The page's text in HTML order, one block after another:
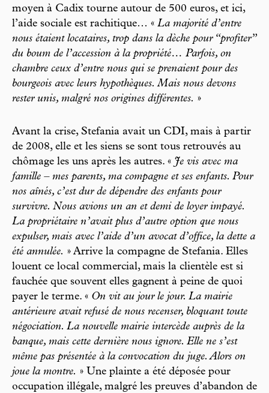
moyen à Cadix tourne autour de 500 euros, et ici,
l’aide sociale est rachitique… « La majorité d’entre
nous étaient locataires, trop dans la dèche pour “profiter”
du boum de l’accession à la propriété… Parfois, on
chambre ceux d’entre nous qui se prenaient pour des
bourgeois avec leurs hypothèques. Mais nous devons
rester unis, malgré nos origines différentes. »
Avant la crise, Stefania avait un CDI, mais à partir
de 2008, elle et les siens se sont tous retrouvés au
chômage les uns après les autres. « Je vis avec ma
famille – mes parents, ma compagne et ses enfants. Pour
nos aînés, c’est dur de dépendre des enfants pour
survivre. Nous avions un an et demi de loyer impayé.
La propriétaire n’avait plus d’autre option que nous
expulser, mais avec l’aide d’un avocat d’office, la dette a
été annulée. » Arrive la compagne de Stefania. Elles
louent ce local commercial, mais la clientèle est si
fauchée que souvent elles gagnent à peine de quoi
payer le terme. « On vit au jour le jour. La mairie
antérieure avait refusé de nous recenser, bloquant toute
négociation. La nouvelle mairie intercède auprès de la
banque, mais cette dernière nous ignore. Elle ne s’est
même pas présentée à la convocation du juge. Alors on
joue la montre. » Une plainte a été déposée pour
occupation illégale, malgré les preuves d’abandon de